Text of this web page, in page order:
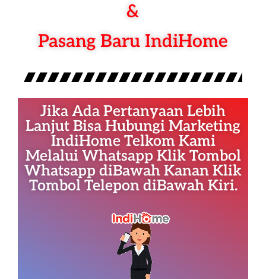
&
Pasang Baru IndiHome
Jika Ada Pertanyaan Lebih
Lanjut Bisa Hubungi Marketing
IndiHome Telkom Kami
Melalui Whatsapp Klik Tombol
Whatsapp diBawah Kanan Klik
Tombol Telepon diBawah Kiri.